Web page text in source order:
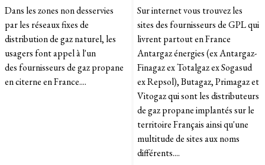
Dans les zones non desservies
par les réseaux fixes de
distribution de gaz naturel, les
usagers font appel à l'un
des fournisseurs de gaz propane
en citerne en France....
Sur internet vous trouvez les
sites des fournisseurs de GPL qui
livrent partout en France
Antargaz énergies (ex Antargaz-
Finagaz ex Totalgaz ex Sogasud
ex Repsol), Butagaz, Primagaz et
Vitogaz qui sont les distributeurs
de gaz propane implantés sur le
territoire Français ainsi qu'une
multitude de sites aux noms
différents....